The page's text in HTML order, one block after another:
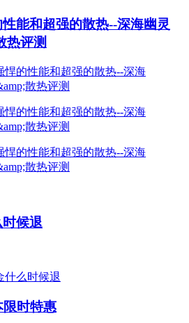
能和超强的散热--深海幽灵
热评测
候退
限时特惠